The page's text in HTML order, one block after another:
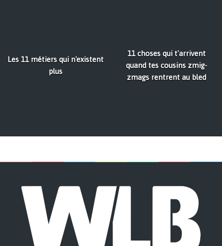
Les 11 métiers qui n'existent
plus
11 choses qui t'arrivent
quand tes cousins zmig-
zmags rentrent au bled